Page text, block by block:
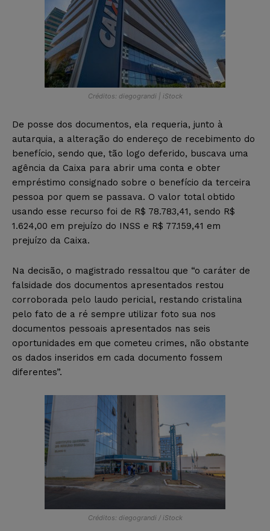
Créditos: diegograndi | iStock
De posse dos documentos, ela requeria, junto à
autarquia, a alteração do endereço de recebimento do
benefício, sendo que, tão logo deferido, buscava uma
agência da Caixa para abrir uma conta e obter
empréstimo consignado sobre o benefício da terceira
pessoa por quem se passava. O valor total obtido
usando esse recurso foi de R$ 78.783,41, sendo R$
1.624,00 em prejuízo do INSS e R$ 77.159,41 em
prejuízo da Caixa.
Na decisão, o magistrado ressaltou que “o caráter de
falsidade dos documentos apresentados restou
corroborada pelo laudo pericial, restando cristalina
pelo fato de a ré sempre utilizar foto sua nos
documentos pessoais apresentados nas seis
oportunidades em que cometeu crimes, não obstante
os dados inseridos em cada documento fossem
diferentes”.
Créditos: diegograndi / iStock